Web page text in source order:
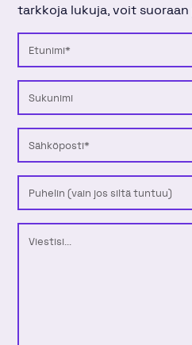
tarkkoja lukuja, voit suoraan